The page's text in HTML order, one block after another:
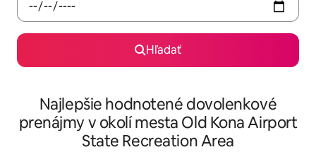
Hľadať
Najlepšie hodnotené dovolenkové
prenájmy v okolí mesta Old Kona Airport
State Recreation Area